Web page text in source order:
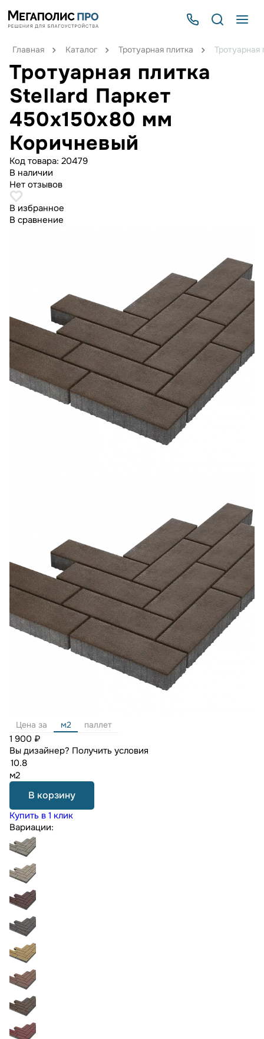
Главная Каталог Тротуарная плитка
Тротуарная плитка
Stellard Паркет
450x150x80 мм
Коричневый
Код товара: 20479
В наличии
Нет отзывов
В избранное
В сравнение
Цена за м2 паллет
1 900 ₽
Вы дизайнер? Получить условия
м2
В корзину
Купить в 1 клик
Вариации: